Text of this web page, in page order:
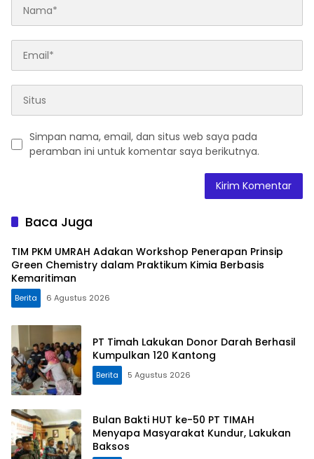
Simpan nama, email, dan situs web saya pada
peramban ini untuk komentar saya berikutnya.
Baca Juga
TIM PKM UMRAH Adakan Workshop Penerapan Prinsip
Green Chemistry dalam Praktikum Kimia Berbasis
Kemaritiman
Berita 6 Agustus 2026
PT Timah Lakukan Donor Darah Berhasil
Kumpulkan 120 Kantong
Berita 5 Agustus 2026
Bulan Bakti HUT ke-50 PT TIMAH
Menyapa Masyarakat Kundur, Lakukan
Baksos